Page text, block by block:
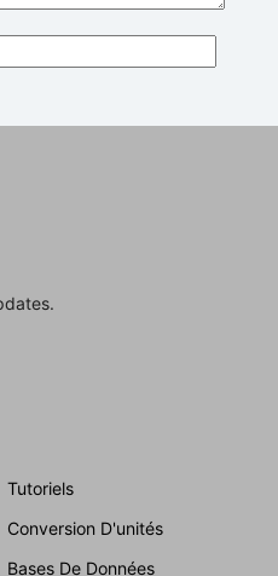
Tutoriels
Conversion D'unités
Bases De Données